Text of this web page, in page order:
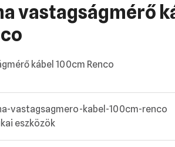
vastagságmérő
kábel 100cm Renco
vastagsagmero-kabel-100cm-renco
eszközök